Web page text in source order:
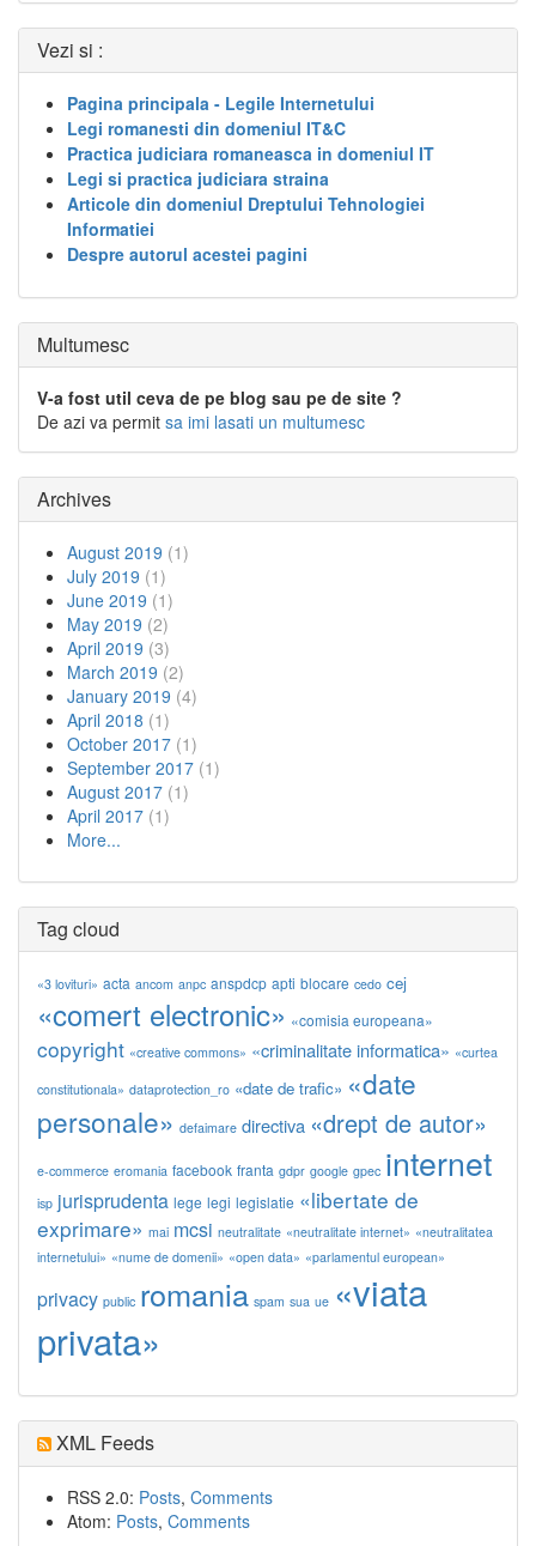
Vezi si :
Pagina principala - Legile Internetului
Legi romanesti din domeniul IT&C
Practica judiciara romaneasca in domeniul IT
Legi si practica judiciara straina
Articole din domeniul Dreptului Tehnologiei
Informatiei
Despre autorul acestei pagini
Multumesc
V-a fost util ceva de pe blog sau pe de site ?
De azi va permit sa imi lasati un multumesc
Archives
August 2019 (1)
July 2019 (1)
June 2019 (1)
May 2019 (2)
April 2019 (3)
March 2019 (2)
January 2019 (4)
April 2018 (1)
October 2017 (1)
September 2017 (1)
August 2017 (1)
April 2017 (1)
More...
Tag cloud
«3 lovituri» acta ancom anpc anspdcp apti blocare cedo cej
«comert electronic» «comisia europeana»
copyright «creative commons» «criminalitate informatica» «curtea
constitutionala» dataprotection_ro «date de trafic» «date
personale» defaimare directiva «drept de autor»
e-commerce eromania facebook franta gdpr google gpec internet
isp jurisprudenta lege legi legislatie «libertate de
exprimare» mai mcsi neutralitate «neutralitate internet» «neutralitatea
internetului» «nume de domenii» «open data» «parlamentul european»
privacy public romania spam sua ue «viata
privata»
XML Feeds
RSS 2.0: Posts, Comments
Atom: Posts, Comments